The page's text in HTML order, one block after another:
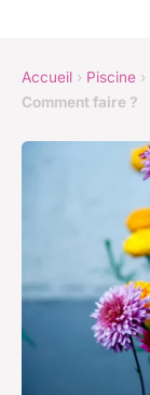
Accueil › Piscine ›
Comment faire ?